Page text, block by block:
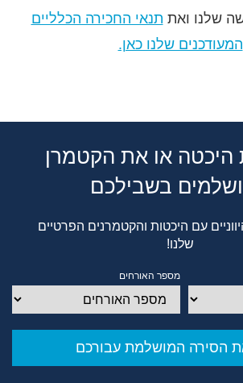
שלנו ואת תנאי החכירה הכלליים
המעודכנים שלנו כאן.
היכטה או את הקטמרן
בשבילכם
עם היכטות והקטמרנים הפרטיים
שלנו!
מספר האורחים